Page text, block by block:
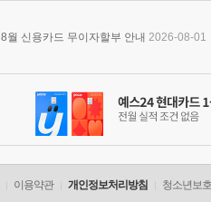
8월 신용카드 무이자할부 안내 2026-08-01
이용약관 개인정보처리방침 청소년보